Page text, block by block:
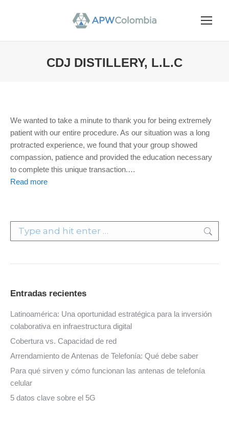
CDJ DISTILLERY, L.L.C
We wanted to take a minute to thank you for being extremely
patient with our entire procedure. As our situation was a long
protracted experience, we found that your group showed
compassion, patience and provided the education necessary
to complete this unique transaction.…
Read more
Search:
Entradas recientes
Latinoamérica: Una oportunidad estratégica para la inversión
colaborativa en infraestructura digital
Cobertura vs. Capacidad de red
Arrendamiento de Antenas de Telefonía: Qué debe saber
Para qué sirven y cómo funcionan las antenas de telefonía
celular
5 datos clave sobre el 5G